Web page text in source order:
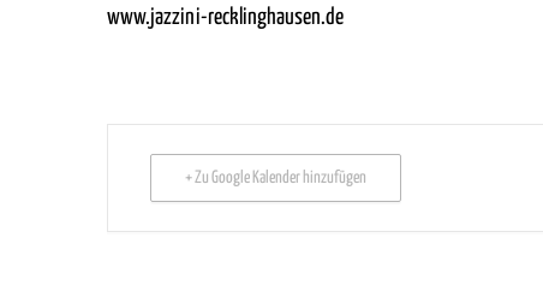
www.jazzini-recklinghausen.de
+ Zu Google Kalender hinzufügen